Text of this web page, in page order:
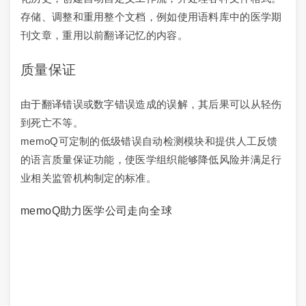
存储、调整和重用整个文档，例如使用语料库中的医学期
刊文章，重用以前翻译记忆的内容。
质量保证
由于翻译错误或数字错误造成的误解，其后果可以从轻伤
到死亡不等。
memoQ可定制的低级错误自动检测模块和提供人工反馈
的语言质量保证功能，使医学组织能够降低风险并满足行
业相关监管机构制定的标准。
memoQ助力医学公司走向全球